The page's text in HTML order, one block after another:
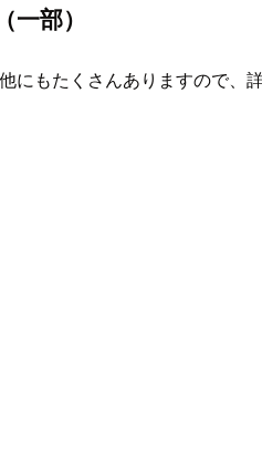
部）
にもたくさんありますので、